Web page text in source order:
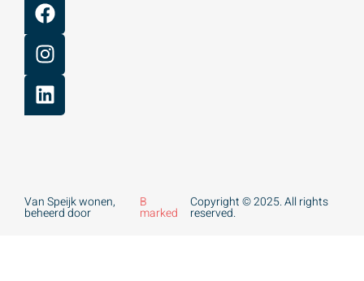
Van Speijk wonen,
beheerd door
B
marked
Copyright © 2025. All rights
reserved.